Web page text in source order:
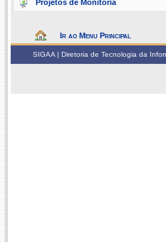
Projetos de Monitoria
Ir ao Menu Principal
SIGAA | Diretoria de Tecnologia da